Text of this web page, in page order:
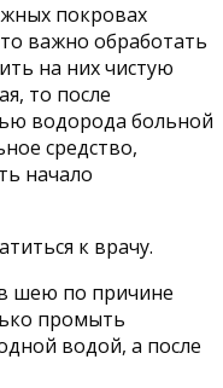
покровах
важно обработать
на них чистую
то после
водорода больной
средство,
начало
к врачу.
в шею по причине
промыть
водой, а после